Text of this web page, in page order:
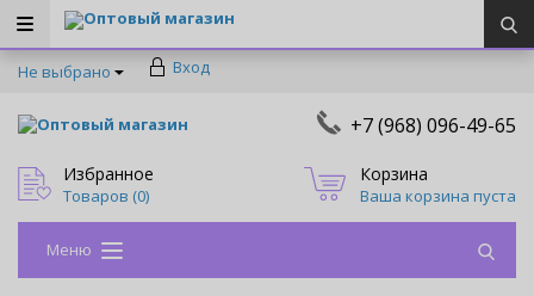
Оптовый магазин
Не выбрано Вход
Оптовый магазин +7 (968) 096-49-65
Избранное
Товаров (0)
Корзина
Ваша корзина пуста
Меню